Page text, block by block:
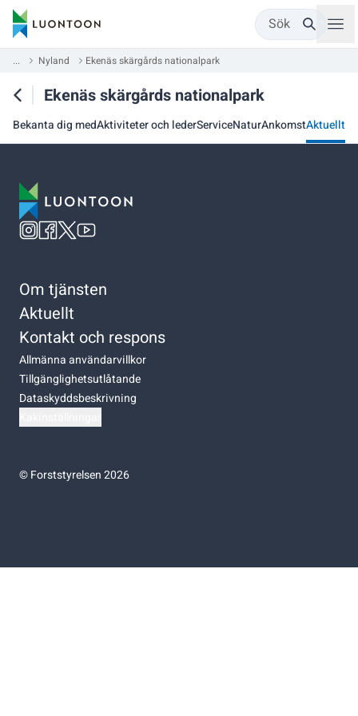
Sök
... Nyland Ekenäs skärgårds nationalpark
Ekenäs skärgårds nationalpark
Bekanta dig medAktiviteter och lederServiceNaturAnkomstAktuellt
Om tjänsten
Aktuellt
Kontakt och respons
Allmänna användarvillkor
Tillgänglighetsutlåtande
Dataskyddsbeskrivning
©Forststyrelsen 2026